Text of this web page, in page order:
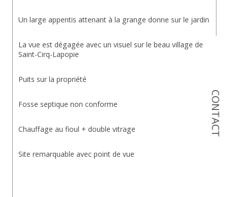
CONTACT
Un large appentis attenant à la grange donne sur le jardin
La vue est dégagée avec un visuel sur le beau village de
Saint-Cirq-Lapopie
Puits sur la propriété
Fosse septique non conforme
Chauffage au fioul + double vitrage
Site remarquable avec point de vue